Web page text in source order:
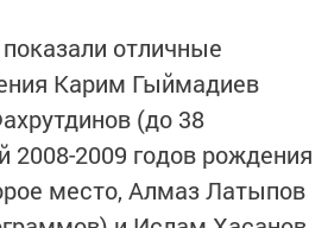
отличные
Карим Гыймадиев
(до 38
2009 годов рождения
место, Алмаз Латыпов